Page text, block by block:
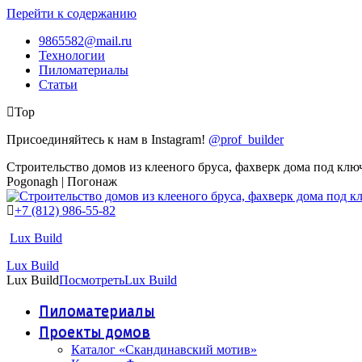
Перейти к содержанию
9865582@mail.ru
Технологии
Пиломатериалы
Статьи
Top
Присоединяйтесь к нам в Instagram! @prof_builder
Строительство домов из клееного бруса, фахверк дома под
Pogonagh | Погонаж
+7 (812) 986-55-82
Lux Build
Lux Build
Lux BuildПосмотретьLux Build
Пиломатериалы
Проекты домов
Каталог «Скандинавский мотив»